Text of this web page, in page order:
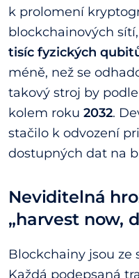
k prolomení
blockchainových
tisíc fyzických
méně, než se
takový stroj by
kolem roku 2032.
stačilo k odvození
dostupných dat na
Neviditelná
„harvest now,
Blockchainy jsou ze
Každá podepsaná